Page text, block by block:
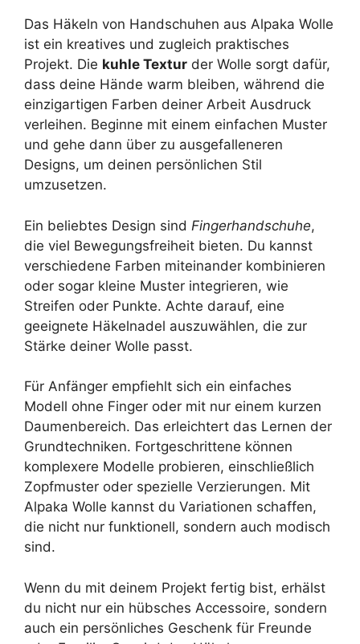
Das Häkeln von Handschuhen aus Alpaka Wolle
ist ein kreatives und zugleich praktisches
Projekt. Die kuhle Textur der Wolle sorgt dafür,
dass deine Hände warm bleiben, während die
einzigartigen Farben deiner Arbeit Ausdruck
verleihen. Beginne mit einem einfachen Muster
und gehe dann über zu ausgefalleneren
Designs, um deinen persönlichen Stil
umzusetzen.
Ein beliebtes Design sind Fingerhandschuhe,
die viel Bewegungsfreiheit bieten. Du kannst
verschiedene Farben miteinander kombinieren
oder sogar kleine Muster integrieren, wie
Streifen oder Punkte. Achte darauf, eine
geeignete Häkelnadel auszuwählen, die zur
Stärke deiner Wolle passt.
Für Anfänger empfiehlt sich ein einfaches
Modell ohne Finger oder mit nur einem kurzen
Daumenbereich. Das erleichtert das Lernen der
Grundtechniken. Fortgeschrittene können
komplexere Modelle probieren, einschließlich
Zopfmuster oder spezielle Verzierungen. Mit
Alpaka Wolle kannst du Variationen schaffen,
die nicht nur funktionell, sondern auch modisch
sind.
Wenn du mit deinem Projekt fertig bist, erhälst
du nicht nur ein hübsches Accessoire, sondern
auch ein persönliches Geschenk für Freunde